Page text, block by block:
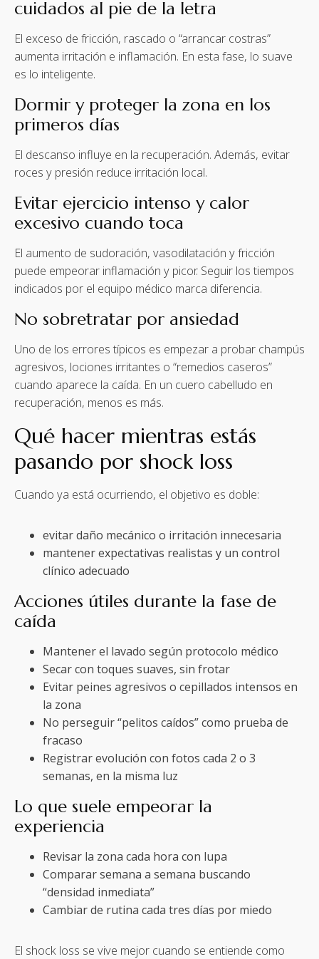
cuidados al pie de la letra
El exceso de fricción, rascado o “arrancar costras”
aumenta irritación e inflamación. En esta fase, lo suave
es lo inteligente.
Dormir y proteger la zona en los
primeros días
El descanso influye en la recuperación. Además, evitar
roces y presión reduce irritación local.
Evitar ejercicio intenso y calor
excesivo cuando toca
El aumento de sudoración, vasodilatación y fricción
puede empeorar inflamación y picor. Seguir los tiempos
indicados por el equipo médico marca diferencia.
No sobretratar por ansiedad
Uno de los errores típicos es empezar a probar champús
agresivos, lociones irritantes o “remedios caseros”
cuando aparece la caída. En un cuero cabelludo en
recuperación, menos es más.
Qué hacer mientras estás
pasando por shock loss
Cuando ya está ocurriendo, el objetivo es doble:
evitar daño mecánico o irritación innecesaria
mantener expectativas realistas y un control
clínico adecuado
Acciones útiles durante la fase de
caída
Mantener el lavado según protocolo médico
Secar con toques suaves, sin frotar
Evitar peines agresivos o cepillados intensos en
la zona
No perseguir “pelitos caídos” como prueba de
fracaso
Registrar evolución con fotos cada 2 o 3
semanas, en la misma luz
Lo que suele empeorar la
experiencia
Revisar la zona cada hora con lupa
Comparar semana a semana buscando
“densidad inmediata”
Cambiar de rutina cada tres días por miedo
El shock loss se vive mejor cuando se entiende como